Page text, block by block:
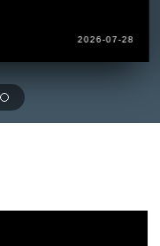
2026-07-28